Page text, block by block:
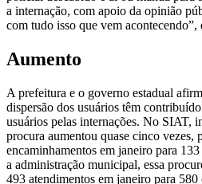
a internação, com apoio da opinião
com tudo isso que vem acontecendo”,
Aumento
A prefeitura e o governo estadual
dispersão dos usuários têm
usuários pelas internações. No SIAT,
procura aumentou quase cinco vezes,
encaminhamentos em janeiro para
a administração municipal, essa
493 atendimentos em janeiro para